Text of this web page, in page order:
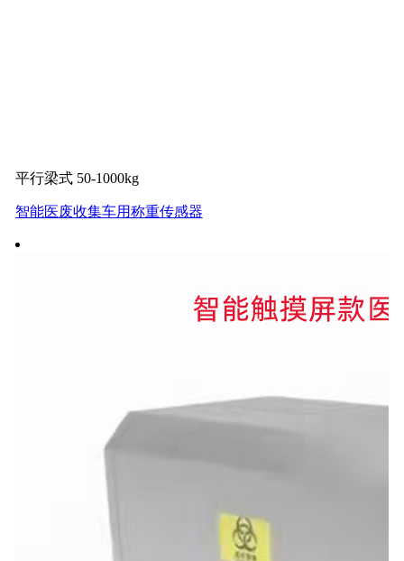
平行梁式 50-1000kg
智能医废收集车用称重传感器